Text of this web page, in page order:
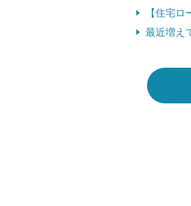
【住宅
最近増え